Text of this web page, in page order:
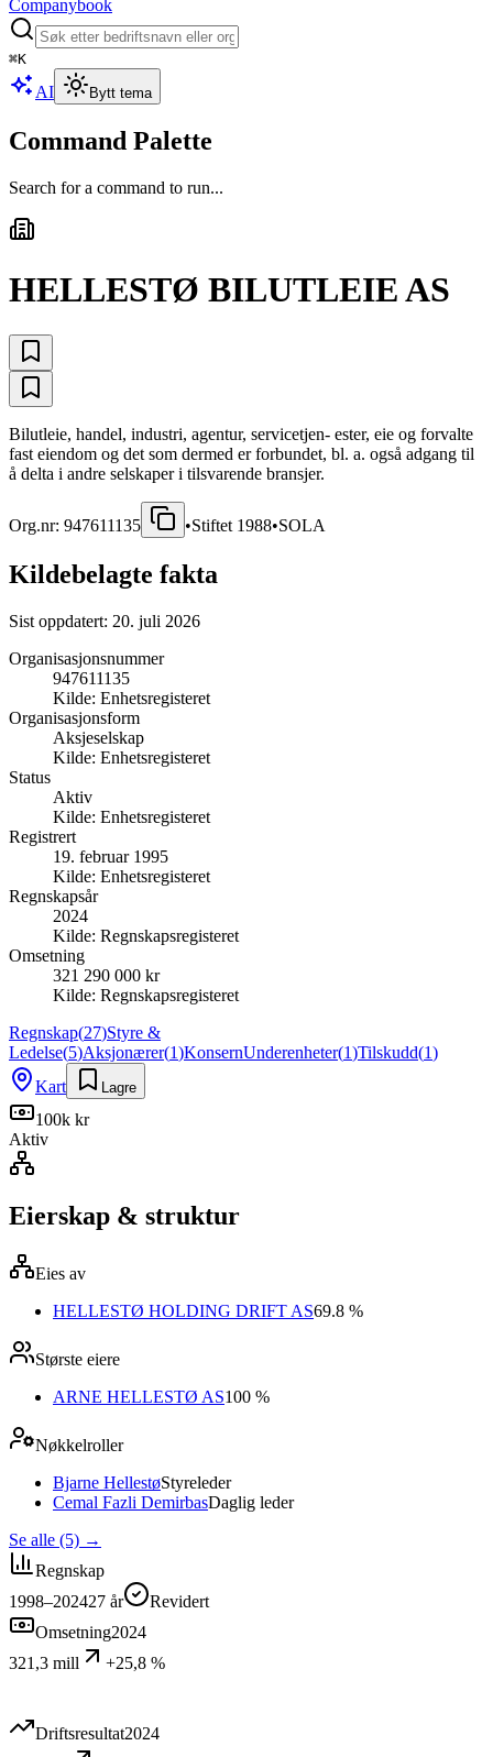
Companybook
⌘K
AI Bytt tema
Command Palette
Search for a command to run...
HELLESTØ BILUTLEIE AS
Bilutleie, handel, industri, agentur, servicetjen- ester, eie og forvalte
fast eiendom og det som dermed er forbundet, bl. a. også adgang til
å delta i andre selskaper i tilsvarende bransjer.
Org.nr: 947611135 •Stiftet 1988•SOLA
Kildebelagte fakta
Sist oppdatert: 20. juli 2026
Organisasjonsnummer
947611135
Kilde: Enhetsregisteret
Organisasjonsform
Aksjeselskap
Kilde: Enhetsregisteret
Status
Aktiv
Kilde: Enhetsregisteret
Registrert
19. februar 1995
Kilde: Enhetsregisteret
Regnskapsår
2024
Kilde: Regnskapsregisteret
Omsetning
321 290 000 kr
Kilde: Regnskapsregisteret
Regnskap(27)Styre &
Ledelse(5)Aksjonærer(1)KonsernUnderenheter(1)Tilskudd(1)
Kart
Lagre
100k kr
Aktiv
Eierskap & struktur
Eies av
HELLESTØ HOLDING DRIFT AS69.8 %
Største eiere
ARNE HELLESTØ AS100 %
Nøkkelroller
Bjarne HellestøStyreleder
Cemal Fazli DemirbasDaglig leder
Se alle (5) →
Regnskap
1998–202427 år
Revidert
Omsetning2024
321,3 mill
+25,8 %
Driftsresultat2024